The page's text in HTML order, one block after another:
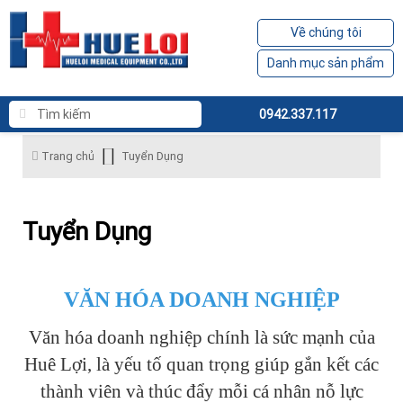
Về chúng tôi
Danh mục sản phẩm
0942.337.117
Trang chủ Tuyển Dụng
Tuyển Dụng
VĂN HÓA DOANH NGHIỆP
Văn hóa doanh nghiệp chính là sức mạnh của
Huê Lợi, là yếu tố quan trọng giúp gắn kết các
thành viên và thúc đẩy mỗi cá nhân nỗ lực